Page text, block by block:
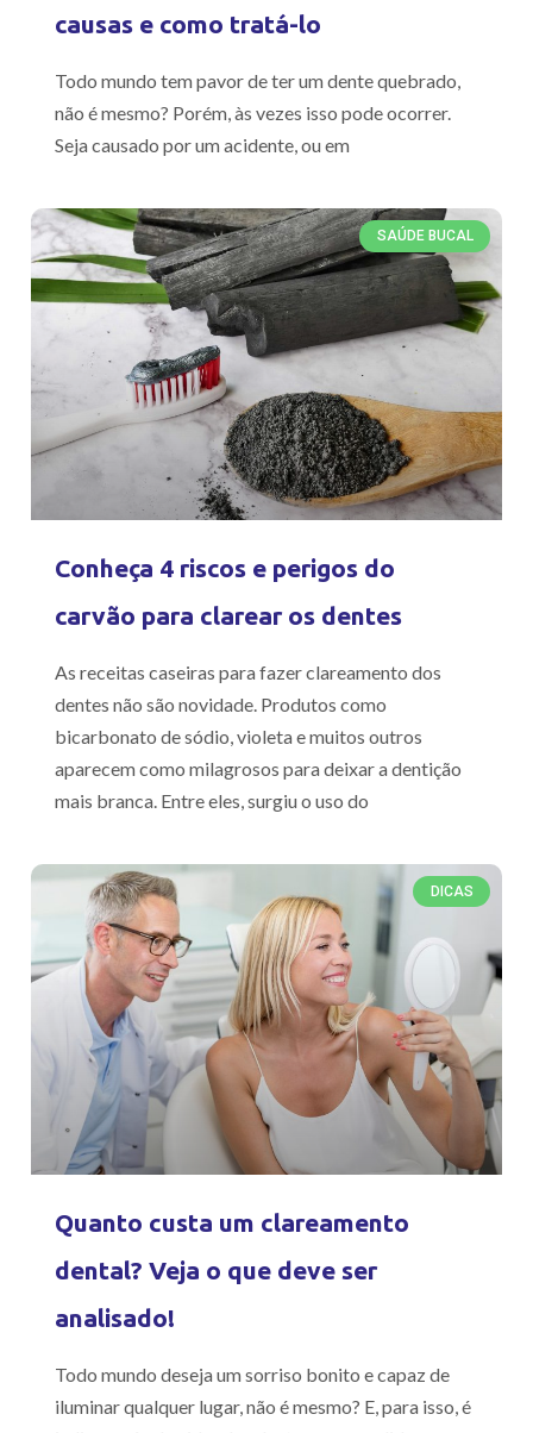
causas e como tratá-lo
Todo mundo tem pavor de ter um dente quebrado,
não é mesmo? Porém, às vezes isso pode ocorrer.
Seja causado por um acidente, ou em
SAÚDE BUCAL
Conheça 4 riscos e perigos do
carvão para clarear os dentes
As receitas caseiras para fazer clareamento dos
dentes não são novidade. Produtos como
bicarbonato de sódio, violeta e muitos outros
aparecem como milagrosos para deixar a dentição
mais branca. Entre eles, surgiu o uso do
DICAS
Quanto custa um clareamento
dental? Veja o que deve ser
analisado!
Todo mundo deseja um sorriso bonito e capaz de
iluminar qualquer lugar, não é mesmo? E, para isso, é